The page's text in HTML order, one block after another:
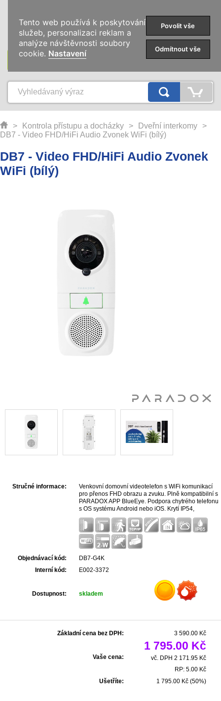
KATEGORIE
> Kontrola přístupu a docházky > Dveřní interkomy
>
DB7 - Video FHD/HiFi Audio Zvonek WiFi (bílý)
DB7 - Video FHD/HiFi Audio Zvonek
WiFi (bílý)
Stručné informace:
Venkovní domovní videotelefon s WiFi komunikací
pro přenos FHD obrazu a zvuku. Plně kompatibilní s
PARADOX APP BlueEye. Podpora chytrého telefonu
s OS systému Android nebo iOS. Krytí IP54,
provozní teplota -40° C to +60° C
Objednávací kód:
DB7-G4K
Interní kód:
E002-3372
Dostupnost: skladem
Základní cena bez DPH: 3 590.00 Kč
Vaše cena:
1 795.00 Kč
vč. DPH 2 171.95 Kč
RP: 5.00 Kč
Ušetříte:
1 795.00 Kč (50%)
Tento web používá k poskytování
služeb, personalizaci reklam a
analýze návštěvnosti soubory
cookie. Nastavení
Povolit vše
Odmítnout vše